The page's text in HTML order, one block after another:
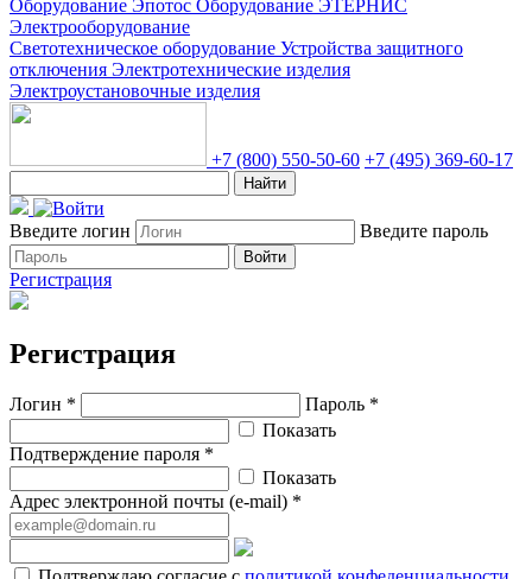
Оборудование Эпотос Оборудование ЭТЕРНИС
Электрооборудование
Светотехническое оборудование Устройства защитного
отключения Электротехнические изделия
Электроустановочные изделия
+7 (800) 550-50-60 +7 (495) 369-60-17
Найти
Введите логин Введите пароль
Войти
Регистрация
Регистрация
Логин *
Пароль *
Показать
Подтверждение пароля *
Показать
Адрес электронной почты (e-mail) *